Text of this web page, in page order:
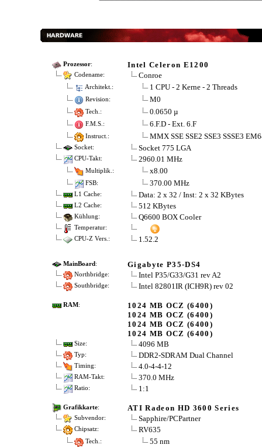
Prozessor: Intel Celeron E1200
Codename: Conroe
Architekt.: 1 CPU - 2 Kerne - 2 Threads
Revision: M0
Tech.: 0.0650 µ
F.M.S.: 6.F.D - Ext. 6.F
Instruct.: MMX SSE SSE2 SSE3 SSSE3
Socket: Socket 775 LGA
CPU-Takt: 2960.01 MHz
Multiplik.: x8.00
FSB: 370.00 MHz
L1 Cache: Data: 2 x 32 / Inst: 2 x 32 KBytes
L2 Cache: 512 KBytes
Kühlung: Q6600 BOX Cooler
Temperatur:
CPU-Z Vers.:
1.52.2
MainBoard: Gigabyte P35-DS4
Northbridge: Intel P35/G33/G31 rev A2
Southbridge: Intel 82801IR (ICH9R) rev 02
RAM:
1024 MB OCZ (6400)
1024 MB OCZ (6400)
1024 MB OCZ (6400)
1024 MB OCZ (6400)
Size: 4096 MB
Typ: DDR2-SDRAM Dual Channel
Timing: 4.0-4-4-12
RAM-Takt: 370.0 MHz
Ratio: 1:1
Grafikkarte: ATI Radeon HD 3600 Series
Subvendor: Sapphire/PCPartner
Chipsatz: RV635
Tech.: 55 nm